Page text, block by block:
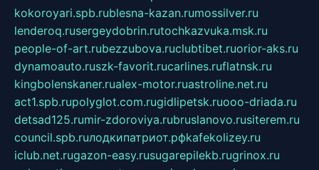
kokoroyari.spb.rublesna-kazan.rumossilver.ru
lenderoq.rusergeydobrin.rutochkazvuka.msk.ru
people-of-art.rubezzubova.ruclubtibet.ruorior-aks.ru
dynamoauto.ruszk-favorit.rucarlines.ruflatnsk.ru
kingbolenskaner.rualex-motor.ruastroline.net.ru
act1.spb.rupolyglot.com.rugidlipetsk.ruooo-driada.ru
detsad125.rumir-zdoroviya.rubruslanovo.rusiterem.ru
council.spb.ruлодкипатриот.рфkafekolizey.ru
iclub.net.rugazon-easy.rusugarepilekb.rugrinox.ru